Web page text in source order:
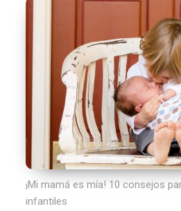
¡Mi mamá es mía! 10 consejos
infantiles